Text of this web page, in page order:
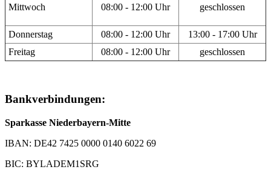
Mittwoch 08:00 - 12:00 Uhr geschlossen
Donnerstag 08:00 - 12:00 Uhr
13:00 - 17:00 Uhr
Freitag
08:00 - 12:00 Uhr geschlossen
Bankverbindungen:
Sparkasse Niederbayern-Mitte
IBAN: DE42 7425 0000 0140 6022 69
BIC: BYLADEM1SRG